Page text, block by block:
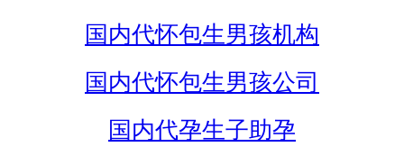
国内代怀包生男孩机构
国内代怀包生男孩公司
国内代孕生子助孕